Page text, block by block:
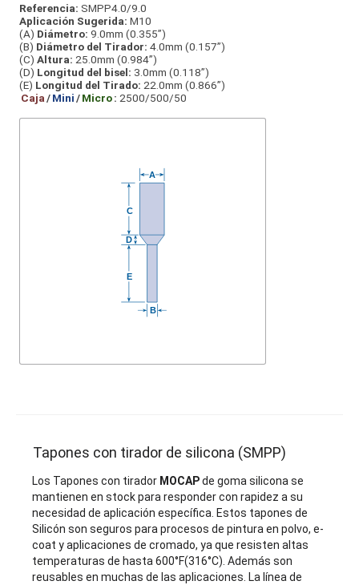
Referencia: SMPP4.0/9.0
Aplicación Sugerida: M10
(A) Diámetro: 9.0mm (0.355”)
(B) Diámetro del Tirador: 4.0mm (0.157”)
(C) Altura: 25.0mm (0.984”)
(D) Longitud del bisel: 3.0mm (0.118”)
(E) Longitud del Tirado: 22.0mm (0.866”)
Caja/Mini/Micro: 2500/500/50
Tapones con tirador de silicona (SMPP)
Los Tapones con tirador MOCAPde goma silicona se
mantienen en stock para responder con rapidez a su
necesidad de aplicación específica. Estos tapones de
Silicón son seguros para procesos de pintura en polvo, e-
coat y aplicaciones de cromado, ya que resisten altas
temperaturas de hasta 600°F(316°C). Además son
reusables en muchas de las aplicaciones. La línea de